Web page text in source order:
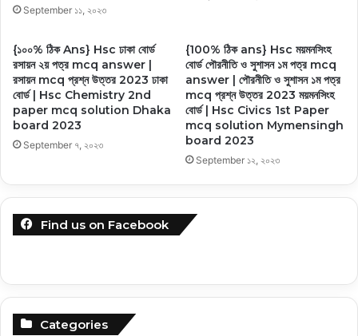
September ১১, ২০২৩
{১০০% ঠিক Ans} Hsc ঢাকা বোর্ড
রসায়ন ২য় পত্র mcq answer |
রসায়ন mcq প্রশ্ন উত্তর 2023 ঢাকা
বোর্ড | Hsc Chemistry 2nd
paper mcq solution Dhaka
board 2023
September ৭, ২০২৩
{100% ঠিক ans} Hsc ময়মনসিংহ
বোর্ড পৌরনীতি ও সুশাসন ১ম পত্র mcq
answer | পৌরনীতি ও সুশাসন ১ম পত্র
mcq প্রশ্ন উত্তর 2023 ময়মনসিংহ
বোর্ড | Hsc Civics 1st Paper
mcq solution Mymensingh
board 2023
September ১২, ২০২৩
Find us on Facebook
Categories